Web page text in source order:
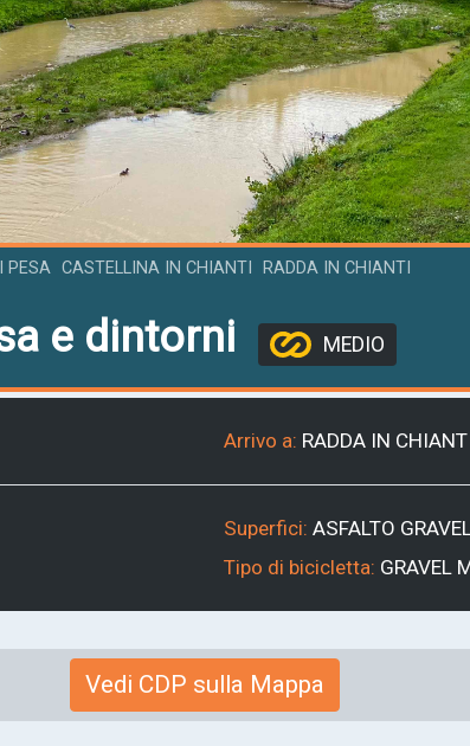
PESA CASTELLINA IN CHIANTI RADDA IN CHIANTI
e dintorni MEDIO
Arrivo a: RADDA IN
Superfici: ASFALTO
Tipo di bicicletta: GRAVEL
Vedi CDP sulla Mappa